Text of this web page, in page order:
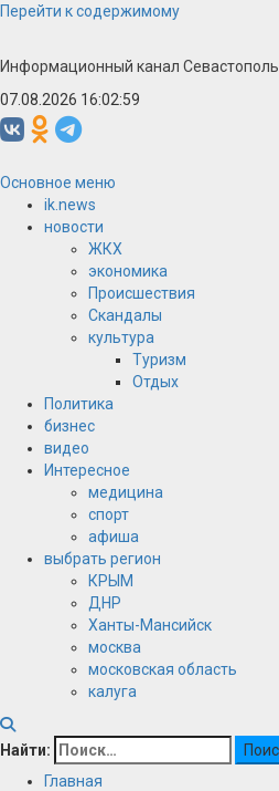
Перейти к содержимому
Информационный канал Севастополь
07.08.2026 16:03:00
Основное меню
ik.news
новости
ЖКХ
экономика
Происшествия
Скандалы
культура
Туризм
Отдых
Политика
бизнес
видео
Интересное
медицина
спорт
афиша
выбрать регион
КРЫМ
ДНР
Ханты-Мансийск
москва
московская область
калуга
Найти:
Главная